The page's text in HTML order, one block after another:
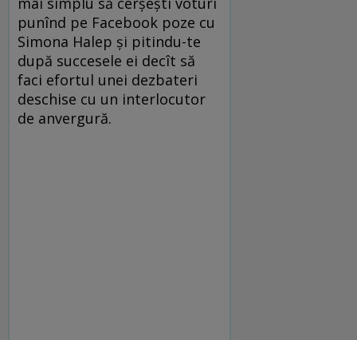
punînd pe Facebook poze cu
Simona Halep și pitindu-te
după succesele ei decît să
faci efortul unei dezbateri
deschise cu un interlocutor
de anvergură.